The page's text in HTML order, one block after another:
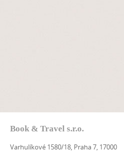
Book & Travel s.r.o.
Varhulíkové 1580/18, Praha 7, 17000